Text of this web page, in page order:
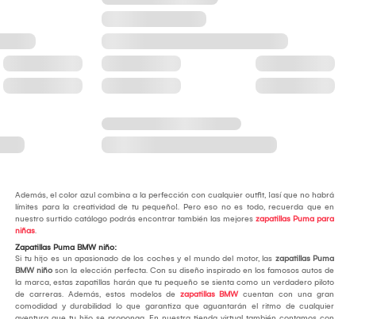
Además, el color azul combina a la perfección con cualquier outfit, ¡así que no habrá
límites para la creatividad de tu pequeño!. Pero eso no es todo, recuerda que en
nuestro surtido catálogo podrás encontrar también las mejoreszapatillas Puma para
niñas.
Zapatillas Puma BMW niño:
Si tu hijo es un apasionado de los coches y el mundo del motor, las zapatillas Puma
BMW niño son la elección perfecta. Con su diseño inspirado en los famosos autos de
la marca, estas zapatillas harán que tu pequeño se sienta como un verdadero piloto
de carreras. Además, estos modelos dezapatillas BMW cuentan con una gran
comodidad y durabilidad lo que garantiza que aguantarán el ritmo de cualquier